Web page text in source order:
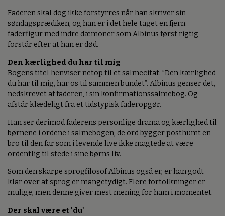
Faderen skal dog ikke forstyrres når han skriver sin
søndagsprædiken, og han er i det hele taget en fjern
faderfigur med indre dæmoner som Albinus først rigtig
forstår efter at han er død.
Den kærlighed du har til mig
Bogens titel henviser netop til et salmecitat: ”Den kærlighed
du har til mig, har os til sammen bundet”. Albinus genser det,
nedskrevet af faderen, i sin konfirmationssalmebog. Og
afstår klædeligt fra et tidstypisk faderopgør.
Han ser derimod faderens personlige drama og kærlighed til
børnene i ordene i salmebogen, de ord bygger posthumt en
bro til den far som i levende live ikke magtede at være
ordentlig til stede i sine børns liv.
Som den skarpe sprogfilosof Albinus også er, er han godt
klar over at sprog er mangetydigt. Flere fortolkninger er
mulige, men denne giver mest mening for ham i momentet.
Der skal være et 'du'